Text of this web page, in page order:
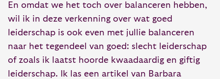
En omdat we het toch over balanceren hebben,
wil ik in deze verkenning over wat goed
leiderschap is ook even met jullie balanceren
naar het tegendeel van goed: slecht leiderschap
of zoals ik laatst hoorde kwaadaardig en giftig
leiderschap. Ik las een artikel van Barbara